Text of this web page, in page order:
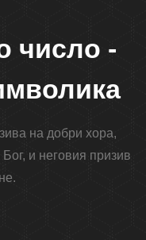
число -
на добри хора,
и неговия призив